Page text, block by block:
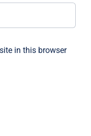
in this browser